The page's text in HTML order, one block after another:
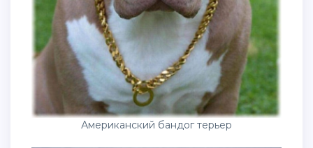
Американский бандог терьер